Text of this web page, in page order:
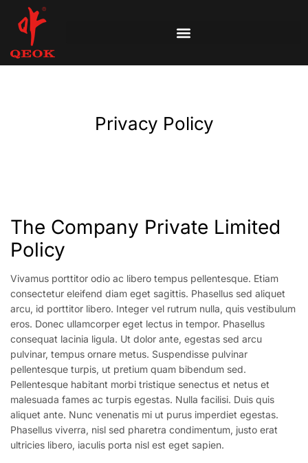
Privacy Policy
The Company Private Limited
Policy
Vivamus porttitor odio ac libero tempus pellentesque. Etiam
consectetur eleifend diam eget sagittis. Phasellus sed aliquet
arcu, id porttitor libero. Integer vel rutrum nulla, quis vestibulum
eros. Donec ullamcorper eget lectus in tempor. Phasellus
consequat lacinia ligula. Ut dolor ante, egestas sed arcu
pulvinar, tempus ornare metus. Suspendisse pulvinar
pellentesque turpis, ut pretium quam bibendum sed.
Pellentesque habitant morbi tristique senectus et netus et
malesuada fames ac turpis egestas. Nulla facilisi. Duis quis
aliquet ante. Nunc venenatis mi ut purus imperdiet egestas.
Phasellus viverra, nisl sed pharetra condimentum, justo erat
ultricies libero, iaculis porta nisl est eget sapien.